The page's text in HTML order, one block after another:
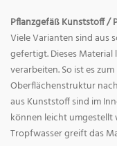
Pflanzgefäß Kunststoff /
Viele Varianten sind aus
gefertigt. Dieses Material
verarbeiten. So ist es
Oberflächenstruktur
aus Kunststoff sind im
können leicht umgestellt
Tropfwasser greift das